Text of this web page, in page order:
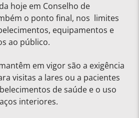
hoje em Conselho de
o ponto final, nos limites
equipamentos e
ao público.
em vigor são a exigência
visitas a lares ou a pacientes
de saúde e o uso
interiores.